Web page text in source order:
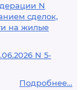
N
сделок,
на жилые
N 5-
Подробнее...